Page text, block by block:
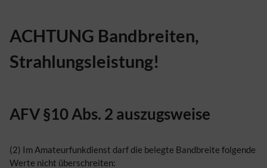
ACHTUNG Bandbreiten,
Strahlungsleistung!
AFV §10 Abs. 2 auszugsweise
(2) Im Amateurfunkdienst darf die belegte Bandbreite folgende
Werte nicht überschreiten: